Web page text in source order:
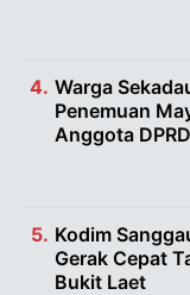
Warga
Penemuan
Anggota DPRD
Kodim
Gerak Cepat
Bukit Laet